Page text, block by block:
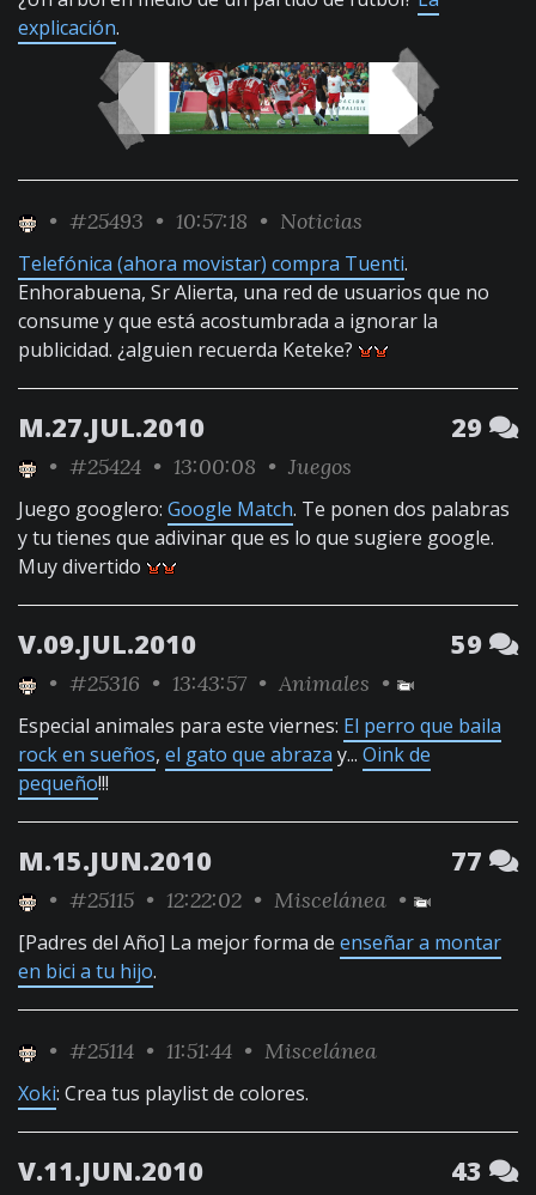
explicación.
• #25493 • 10:57:18 • Noticias
Telefónica (ahora movistar) compra Tuenti.
Enhorabuena, Sr Alierta, una red de usuarios que no
consume y que está acostumbrada a ignorar la
publicidad. ¿alguien recuerda Keteke?
M.27.JUL.2010 29
• #25424 • 13:00:08 • Juegos
Juego googlero: Google Match. Te ponen dos palabras
y tu tienes que adivinar que es lo que sugiere google.
Muy divertido
V.09.JUL.2010 59
• #25316 • 13:43:57 • Animales •
Especial animales para este viernes: El perro que baila
rock en sueños, el gato que abraza y... Oink de
pequeño!!!
M.15.JUN.2010 77
• #25115 • 12:22:02 • Miscelánea •
[Padres del Año] La mejor forma de enseñar a montar
en bici a tu hijo.
• #25114 • 11:51:44 • Miscelánea
Xoki: Crea tus playlist de colores.
V.11.JUN.2010 43